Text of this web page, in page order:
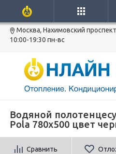
Москва, Нахимовский
10:00-19:30 пн-вс
Водяной
Pola 780x500 цвет
Сравнить